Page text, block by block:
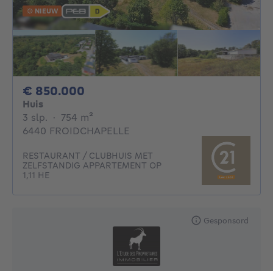
NIEUW
€ 850.000
Huis
3 slp. 3 slaapkamers
· 754 m²
6440 FROIDCHAPELLE
RESTAURANT / CLUBHUIS MET
ZELFSTANDIG APPARTEMENT OP
1,11 HE
Gesponsord